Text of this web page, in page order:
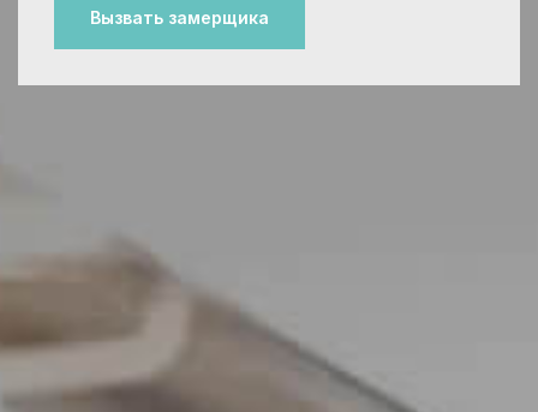
Вызвать замерщика